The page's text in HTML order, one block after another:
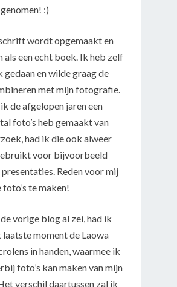
:)
wordt opgemaakt en
als een echt boek. Ik heb zelf
gedaan en wilde graag de
met mijn fotografie.
de afgelopen jaren een
foto’s heb gemaakt van
had ik die ook alweer
voor bijvoorbeeld
Reden voor mij
te maken!
vorige blog al zei, had ik
moment de Laowa
in handen, waarmee ik
foto’s kan maken van mijn
verschil daartussen zal ik